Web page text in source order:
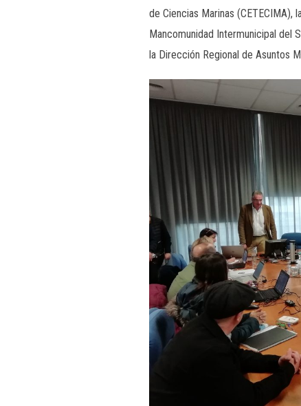
de Ciencias Marinas (CETECIMA),
Mancomunidad Intermunicipal del
la Dirección Regional de Asuntos